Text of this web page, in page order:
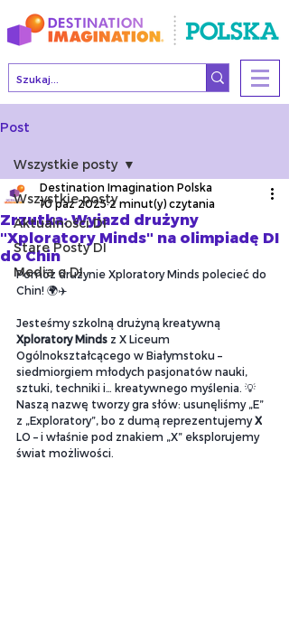
Post
Wszystkie posty
Aktualności DI
Stare Posty DI
Media o DI
Wszystkie posty
Zrzutka: Wyjazd drużyny
"Xploratory Minds" na olimpiadę DI
do Chin
Destination Imagination Polska
10 paź 2025 2 minut(y) czytania
Pomóż drużynie Xploratory Minds polecieć do
Chin! 🌍✈️
Jesteśmy szkolną drużyną kreatywną
Xploratory Minds z X Liceum
Ogólnokształcącego w Białymstoku –
siedmiorgiem młodych pasjonatów nauki,
sztuki, techniki i… kreatywnego myślenia. 💡
Naszą nazwę tworzy gra słów: usunęliśmy „E”
z „Exploratory”, bo z dumą reprezentujemy X
LO – i właśnie pod znakiem „X” eksplorujemy
świat możliwości.